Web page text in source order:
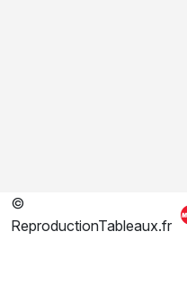
©
ReproductionTableaux.fr